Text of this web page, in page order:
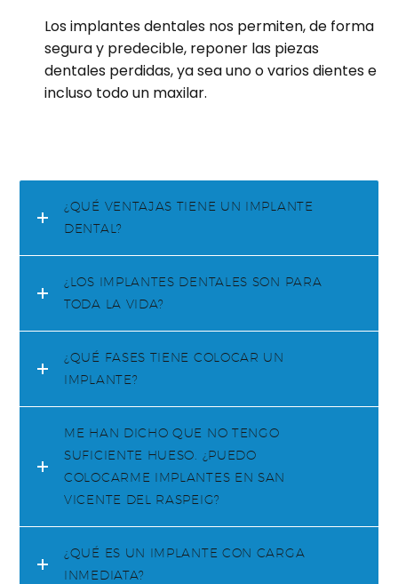
Los implantes dentales nos permiten, de forma
segura y predecible, reponer las piezas
dentales perdidas, ya sea uno o varios dientes e
incluso todo un maxilar.
¿QUÉ VENTAJAS TIENE UN IMPLANTE
DENTAL?
¿LOS IMPLANTES DENTALES SON PARA
TODA LA VIDA?
¿QUÉ FASES TIENE COLOCAR UN
IMPLANTE?
ME HAN DICHO QUE NO TENGO
SUFICIENTE HUESO. ¿PUEDO
COLOCARME IMPLANTES EN SAN
VICENTE DEL RASPEIG?
¿QUÉ ES UN IMPLANTE CON CARGA
INMEDIATA?